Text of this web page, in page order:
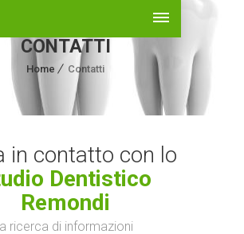
CONTATTI
Home Contatti
in contatto con lo
Dentistico
Remondi
ricerca di informazioni